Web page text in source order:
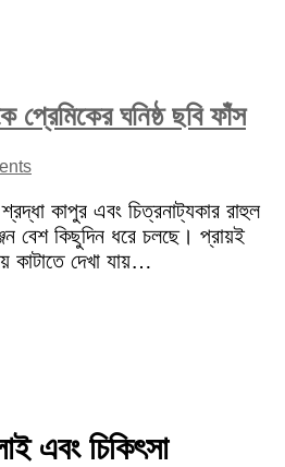
ঘনিষ্ঠ ছবি ফাঁস
কাপুর এবং চিত্রনাট্যকার রাহুল
বেশ কিছুদিন ধরে চলছে। প্রায়ই
কাটাতে দেখা যায়…
এবং চিকিৎসা